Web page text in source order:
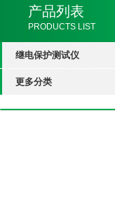
产品列表
PRODUCTS LIST
继电保护测试仪
更多分类